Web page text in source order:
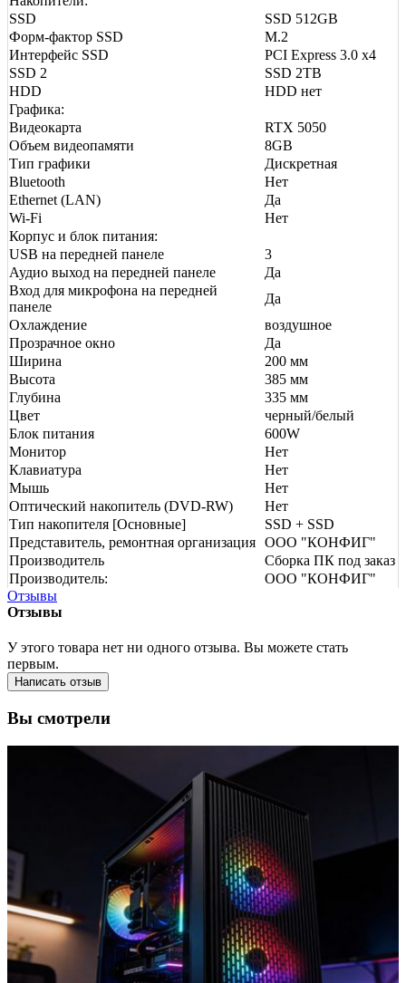
SSD
SSD 512GB
Форм-фактор SSD
M.2
Интерфейс SSD
PCI Express 3.0 x4
SSD 2
SSD 2TB
HDD
HDD нет
Графика:
Видеокарта
RTX 5050
Объем видеопамяти
8GB
Тип графики
Дискретная
Bluetooth
Нет
Ethernet (LAN)
Да
Wi-Fi
Нет
Корпус и блок питания:
USB на передней панеле
3
Аудио выход на передней панеле
Да
Вход для микрофона на передней
панеле
Да
Охлаждение
воздушное
Прозрачное окно
Да
Ширина
200 мм
Высота
385 мм
Глубина
335 мм
Цвет
черный/белый
Блок питания
600W
Монитор
Нет
Клавиатура
Нет
Мышь
Нет
Оптический накопитель (DVD-RW)
Нет
Тип накопителя [Основные]
SSD + SSD
Представитель, ремонтная организация ООО "КОНФИГ"
Производитель
Сборка ПК под заказ
Производитель:
ООО "КОНФИГ"
Отзывы
Отзывы
У этого товара нет ни одного отзыва. Вы можете стать
первым.
Написать отзыв
Вы смотрели